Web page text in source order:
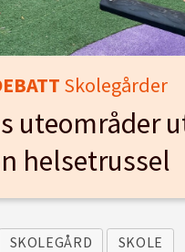
Skolegårder
uteområder
helsetrussel
SKOLEGÅRD
SKOLE